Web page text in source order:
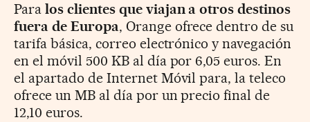
Paralos clientes que viajan a otros destinos
fuera de Europa, Orange ofrece dentro de su
tarifa básica, correo electrónico y navegación
en el móvil 500 KB al día por 6,05 euros. En
el apartado de Internet Móvil para, la teleco
ofrece un MB al día por un precio final de
12,10 euros.